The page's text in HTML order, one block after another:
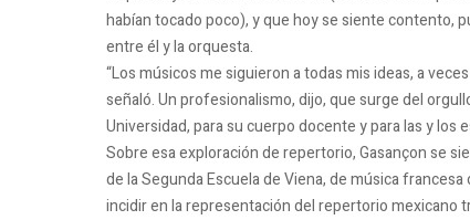
habían tocado poco), y que hoy se siente contento,
entre él y la orquesta.
“Los músicos me siguieron a todas mis ideas, a
señaló. Un profesionalismo, dijo, que surge del
Universidad, para su cuerpo docente y para las y los
Sobre esa exploración de repertorio, Gasançon se
de la Segunda Escuela de Viena, de música
incidir en la representación del repertorio mexicano